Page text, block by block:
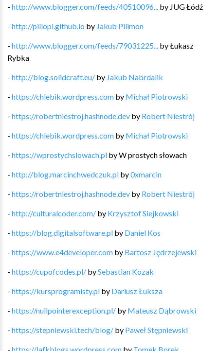
- http://www.blogger.com/feeds/40510096... by JUG Łódź
- http://pillopl.github.io by Jakub Pilimon
- http://www.blogger.com/feeds/79031225... byŁukasz
Rybka
- http://blog.solidcraft.eu/ by Jakub Nabrdalik
- https://chlebik.wordpress.com by Michał Piotrowski
- https://robertniestroj.hashnode.dev by Robert Niestrój
- https://chlebik.wordpress.com by Michał Piotrowski
- https://wprostychslowach.pl byW prostych słowach
- http://blog.marcinchwedczuk.pl by0xmarcin
- https://robertniestroj.hashnode.dev by Robert Niestrój
- http://culturalcoder.com/ by Krzysztof Siejkowski
- https://blog.digitalsoftware.pl by Daniel Kos
- https://www.e4developer.com by Bartosz Jędrzejewski
- https://cupofcodes.pl/ bySebastian Kozak
- https://kursprogramisty.pl by Dariusz Łuksza
- https://nullpointerexception.pl/ by Mateusz Dąbrowski
- https://stepniewski.tech/blog/ by Paweł Stępniewski
- https://lafkblogs.wordpress.com by Tomek Borek